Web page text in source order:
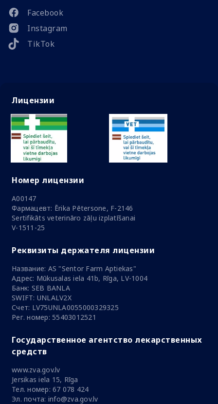
Facebook
Instagram
TikTok
Лицензии
Номер лицензии
A00147
Фармацевт: Ērika Pētersone, F-2146
Sertifikāts veterināro zāļu izplatīšanai
V-1511-25
Реквизиты держателя лицензии
Название: AS "Sentor Farm Aptiekas"
Адрес: Mūkusalas iela 41b, Rīga, LV-1004
Банк: SEB BANLA
SWIFT: UNLALV2X
Счет: LV75UNLA0055000329325
Рег. номер: 55403012521
Государственное агентство лекарственных
средств
www.zva.gov.lv
Jersikas iela 15, Rīga
Тел. номер: 67 078 424
Эл. почта: info@zva.gov.lv